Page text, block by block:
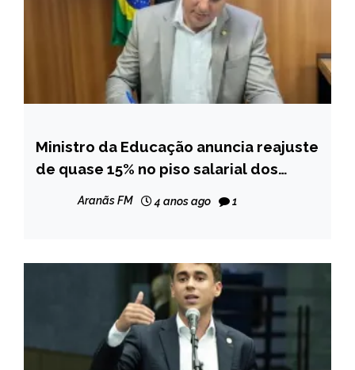
BRASIL
NOTÍCIAS
Ministro da Educação anuncia reajuste
de quase 15% no piso salarial dos
Aranãs FM 4 anos ago 1